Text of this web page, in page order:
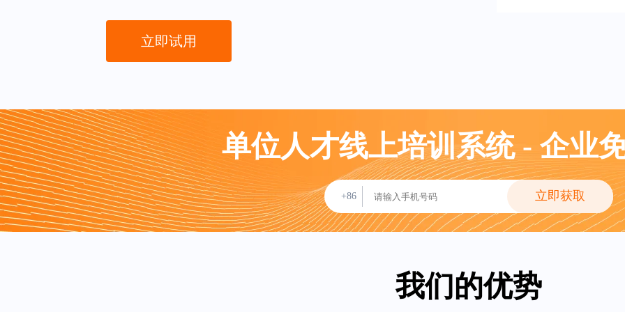
立即试用
单位人才线上培训系统 - 企业
+86 立即获取
我们的优势